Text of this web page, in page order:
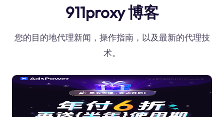
911proxy 博客
您的目的地代理新闻，操作指南，以及最新的代理技
术。